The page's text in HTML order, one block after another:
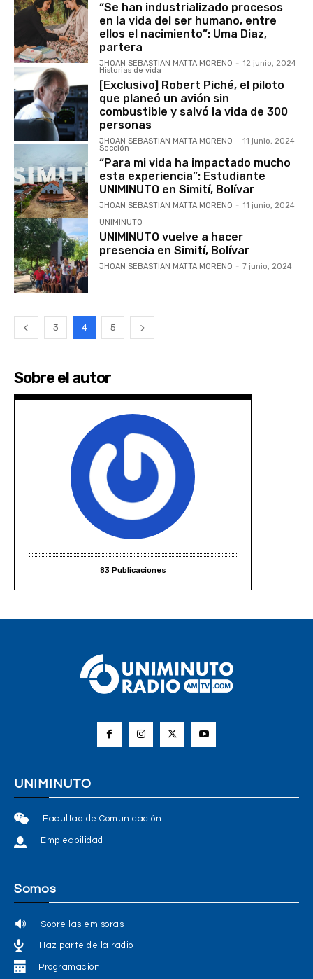
“Se han industrializado procesos
en la vida del ser humano, entre
ellos el nacimiento”: Uma Diaz,
partera
JHOAN SEBASTIAN MATTA MORENO - 12 junio, 2024
Historias de vida
[Exclusivo] Robert Piché, el piloto
que planeó un avión sin
combustible y salvó la vida de 300
personas
JHOAN SEBASTIAN MATTA MORENO - 11 junio, 2024
Sección
“Para mi vida ha impactado mucho
esta experiencia”: Estudiante
UNIMINUTO en Simití, Bolívar
JHOAN SEBASTIAN MATTA MORENO - 11 junio, 2024
UNIMINUTO
UNIMINUTO vuelve a hacer
presencia en Simití, Bolívar
JHOAN SEBASTIAN MATTA MORENO - 7 junio, 2024
3 4 5
Sobre el autor
83 Publicaciones
UNIMINUTO
Facultad de Comunicación
Empleabilidad
Somos
Sobre las emisoras
Haz parte de la radio
Programación